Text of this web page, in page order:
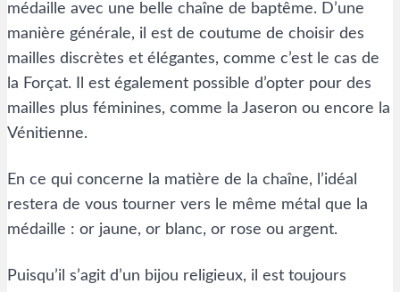
médaille avec une belle chaîne de baptême. D’une
manière générale, il est de coutume de choisir des
mailles discrètes et élégantes, comme c’est le cas de
la Forçat. Il est également possible d’opter pour des
mailles plus féminines, comme la Jaseron ou encore la
Vénitienne.
En ce qui concerne la matière de la chaîne, l’idéal
restera de vous tourner vers le même métal que la
médaille : or jaune, or blanc, or rose ou argent.
Puisqu’il s’agit d’un bijou religieux, il est toujours